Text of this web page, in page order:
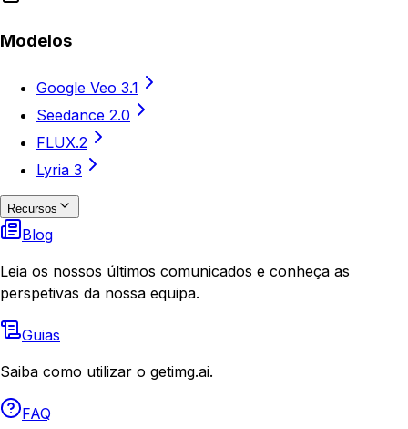
Modelos
Google Veo 3.1
Seedance 2.0
FLUX.2
Lyria 3
Recursos
Blog
Leia os nossos últimos comunicados e conheça as
perspetivas da nossa equipa.
Guias
Saiba como utilizar o getimg.ai.
FAQ